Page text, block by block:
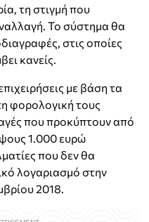
τη στιγμή που
Το σύστημα θα
στις οποίες
κανείς.
με βάση τα
φορολογική τους
που προκύπτουν από
1.000 ευρώ
που δεν θα
λογαριασμό στην
2018.